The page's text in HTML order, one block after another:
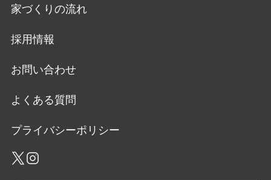
家づくりの流れ
採用情報
お問い合わせ
よくある質問
プライバシーポリシー